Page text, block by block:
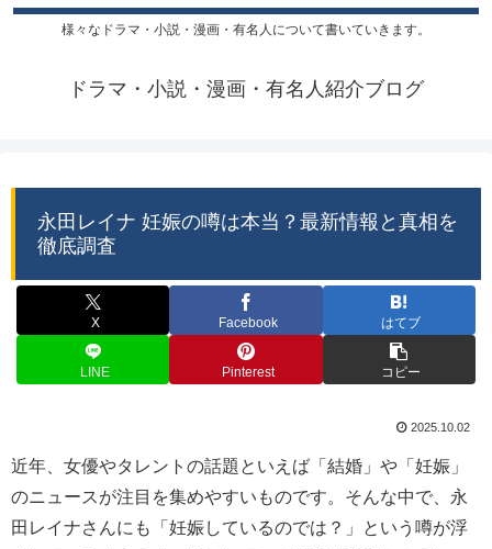
様々なドラマ・小説・漫画・有名人について書いていきます。
ドラマ・小説・漫画・有名人紹介ブログ
永田レイナ 妊娠の噂は本当？最新情報と真相を
徹底調査
X Facebook はてブ
LINE Pinterest コピー
2025.10.02
近年、女優やタレントの話題といえば「結婚」や「妊娠」
のニュースが注目を集めやすいものです。そんな中で、永
田レイナさんにも「妊娠しているのでは？」という噂が浮